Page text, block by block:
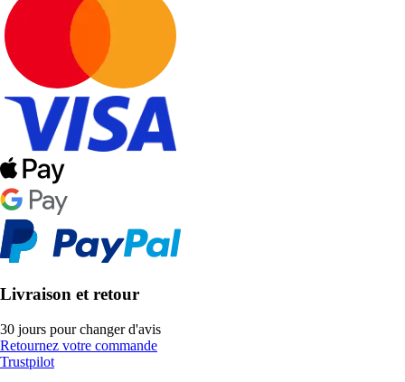
Livraison et retour
30 jours pour changer d'avis
Retournez votre commande
Trustpilot